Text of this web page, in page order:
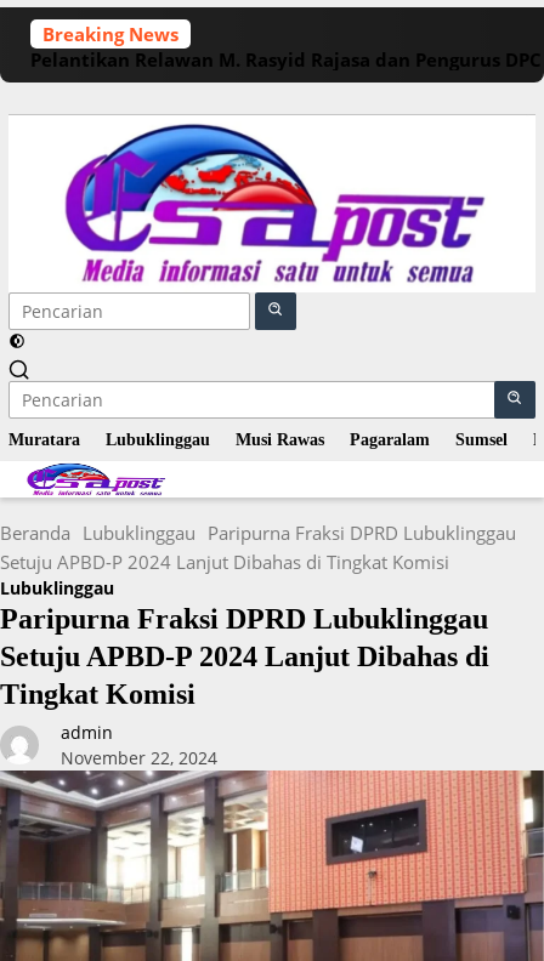
Langsung
konten
Breaking News
Pelantikan Relawan M. Rasyid Rajasa dan Pengurus
Muratara Lubuklinggau Musi Rawas Pagaralam Sumsel
Beranda Lubuklinggau Paripurna Fraksi DPRD Lubuklinggau
Setuju APBD-P 2024 Lanjut Dibahas di Tingkat Komisi
Lubuklinggau
Paripurna Fraksi DPRD Lubuklinggau
Setuju APBD-P 2024 Lanjut Dibahas di
Tingkat Komisi
admin
November 22, 2024